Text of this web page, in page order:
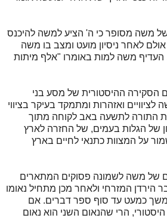
משה מסופר כי ה' הציע למשה להיכנס
לאחר ניסיון מועט ומצב בו משה
העדיף משה למות באומרו "אלף מיתות
הסקירה ההיסטורית של מסע בני
ואזהרות ומתמקד בעיקר בציווי
התורה לתשעה באב לקוחה מתוך
של הגלות בעמים, של החזרה לארץ
על המצוות כתנאי לחיים בארץ
של משה לשמונה פסוקים המתארים
הירדן המזרחי ולאחר מכן מתחיל נאומו
כמעט עד סוף ספר דברים. אם
הרי שהנאום השני הוא נאום